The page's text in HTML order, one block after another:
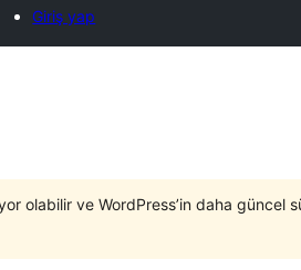
Giriş yap
olabilir ve WordPress’in daha güncel